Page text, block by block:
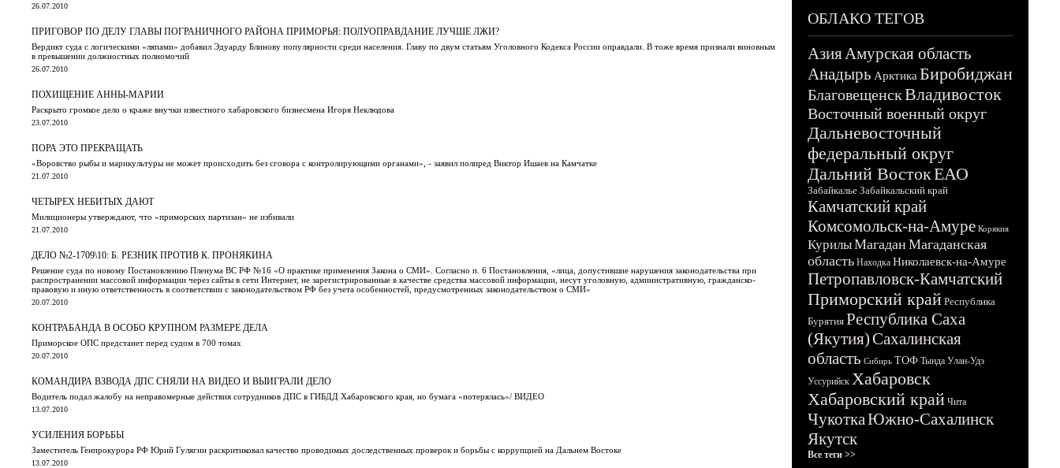
26.07.2010
ПРИГОВОР ПО ДЕЛУ ГЛАВЫ ПОГРАНИЧНОГО РАЙОНА ПРИМОРЬЯ: ПОЛУОПРАВДАНИЕ ЛУЧШЕ ЛЖИ?
Вердикт суда с логическими «ляпами» добавил Эдуарду Блинову популярности среди населения. Главу по двум статьям Уголовного Кодекса России оправдали. В тоже время признали виновным
в превышении должностных полномочий
26.07.2010
ПОХИЩЕНИЕ АННЫ-МАРИИ
Раскрыто громкое дело о краже внучки известного хабаровского бизнесмена Игоря Неклюдова
23.07.2010
ПОРА ЭТО ПРЕКРАЩАТЬ
«Воровство рыбы и марикультуры не может происходить без сговора с контролирующими органами», - заявил полпред Виктор Ишаев на Камчатке
21.07.2010
ЧЕТЫРЕХ НЕБИТЫХ ДАЮТ
Милиционеры утверждают, что «приморских партизан» не избивали
21.07.2010
ДЕЛО №2-1709\10: Б. РЕЗНИК ПРОТИВ К. ПРОНЯКИНА
Решение суда по новому Постановлению Пленума ВС РФ №16 «О практике применения Закона о СМИ». Согласно п. 6 Постановления, «лица, допустившие нарушения законодательства при
распространении массовой информации через сайты в сети Интернет, не зарегистрированные в качестве средства массовой информации, несут уголовную, административную, гражданско-
правовую и иную ответственность в соответствии с законодательством РФ без учета особенностей, предусмотренных законодательством о СМИ»
20.07.2010
КОНТРАБАНДА В ОСОБО КРУПНОМ РАЗМЕРЕ ДЕЛА
Приморское ОПС предстанет перед судом в 700 томах
20.07.2010
КОМАНДИРА ВЗВОДА ДПС СНЯЛИ НА ВИДЕО И ВЫИГРАЛИ ДЕЛО
Водитель подал жалобу на неправомерные действия сотрудников ДПС в ГИБДД Хабаровского края, но бумага «потерялась»/ ВИДЕО
13.07.2010
УСИЛЕНИЯ БОРЬБЫ
Заместитель Генпрокурора РФ Юрий Гулягин раскритиковал качество проводимых доследственных проверок и борьбы с коррупцией на Дальнем Востоке
13.07.2010
ОБЛАКО ТЕГОВ
АзияАмурская область
Анадырь Арктика Биробиджан
БлаговещенскВладивосток
Восточный военный округ
Дальневосточный
федеральный округ
Дальний ВостокЕАО
Забайкалье Забайкальский край
Камчатский край
Комсомольск-на-Амуре Корякия
КурилыМагадан Магаданская
область Находка Николаевск-на-Амуре
Петропавловск-Камчатский
Приморский край Республика
Бурятия Республика Саха
(Якутия)Сахалинская
область Сибирь ТОФ Тында Улан-Удэ
Уссурийск Хабаровск
Хабаровский край Чита
ЧукоткаЮжно-Сахалинск
Якутск
Все теги >>